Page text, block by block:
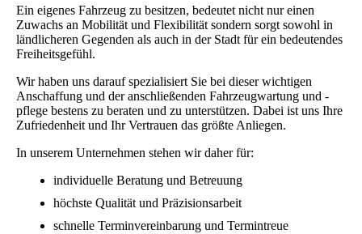
Ein eigenes Fahrzeug zu besitzen, bedeutet nicht nur einen
Zuwachs an Mobilität und Flexibilität sondern sorgt sowohl in
ländlicheren Gegenden als auch in der Stadt für ein bedeutendes
Freiheitsgefühl.
Wir haben uns darauf spezialisiert Sie bei dieser wichtigen
Anschaffung und der anschließenden Fahrzeugwartung und -
pflege bestens zu beraten und zu unterstützen. Dabei ist uns Ihre
Zufriedenheit und Ihr Vertrauen das größte Anliegen.
In unserem Unternehmen stehen wir daher für:
individuelle Beratung und Betreuung
höchste Qualität und Präzisionsarbeit
schnelle Terminvereinbarung und Termintreue